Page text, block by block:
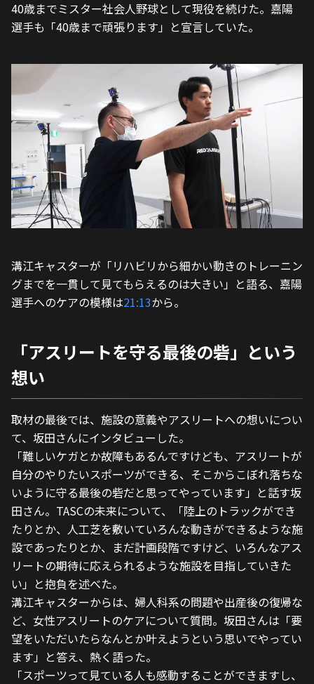
40歳までミスター社会人野球として現役を続けた。嘉陽
選手も「40歳まで頑張ります」と宣言していた。
溝江キャスターが「リハビリから細かい動きのトレーニン
グまでを一貫して見てもらえるのは大きい」と語る、嘉陽
選手へのケアの模様は21:13から。
「アスリートを守る最後の砦」という
想い
取材の最後では、施設の意義やアスリートへの想いについ
て、坂田さんにインタビューした。
「難しいケガとか故障もあるんですけども、アスリートが
自分のやりたいスポーツができる、そこからこぼれ落ちな
いように守る最後の砦だと思ってやっています」と話す坂
田さん。TASCの未来について、「陸上のトラックができ
たりとか、人工芝を敷いていろんな動きができるような施
設であったりとか、まだ計画段階ですけど、いろんなアス
リートの期待に応えられるような施設を目指していきた
い」と抱負を述べた。
溝江キャスターからは、婦人科系の問題や出産後の復帰な
ど、女性アスリートのケアについて質問。坂田さんは「要
望をいただいたらなんとか叶えようという思いでやってい
ます」と答え、熱く語った。
「スポーツって見ている人も感動することができますし、